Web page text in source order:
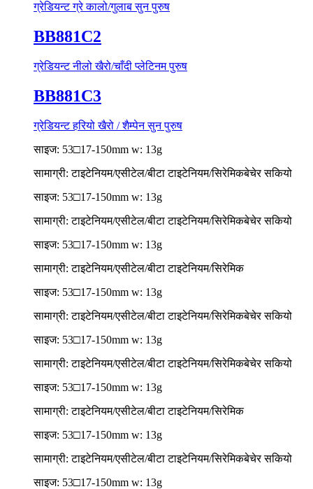
ग्रेडियन्ट ग्रे कालो/गुलाब सुन पुरुष
BB881C2
ग्रेडियन्ट नीलो खैरो/चाँदी प्लेटिनम पुरुष
BB881C3
ग्रेडियन्ट हरियो खैरो / शैम्पेन सुन पुरुष
साइज: 53□17-150mm w: 13g
सामाग्री: टाइटेनियम/एसीटेल/बीटा टाइटेनियम/सिरेमिकबेचेर सकियो
साइज: 53□17-150mm w: 13g
सामाग्री: टाइटेनियम/एसीटेल/बीटा टाइटेनियम/सिरेमिकबेचेर सकियो
साइज: 53□17-150mm w: 13g
सामाग्री: टाइटेनियम/एसीटेल/बीटा टाइटेनियम/सिरेमिक
साइज: 53□17-150mm w: 13g
सामाग्री: टाइटेनियम/एसीटेल/बीटा टाइटेनियम/सिरेमिकबेचेर सकियो
साइज: 53□17-150mm w: 13g
सामाग्री: टाइटेनियम/एसीटेल/बीटा टाइटेनियम/सिरेमिकबेचेर सकियो
साइज: 53□17-150mm w: 13g
सामाग्री: टाइटेनियम/एसीटेल/बीटा टाइटेनियम/सिरेमिक
साइज: 53□17-150mm w: 13g
सामाग्री: टाइटेनियम/एसीटेल/बीटा टाइटेनियम/सिरेमिकबेचेर सकियो
साइज: 53□17-150mm w: 13g